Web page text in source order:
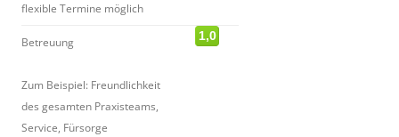
flexible Termine möglich
Betreuung
Zum Beispiel: Freundlichkeit
des gesamten Praxisteams,
Service, Fürsorge
1,0